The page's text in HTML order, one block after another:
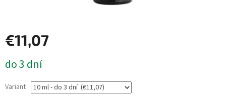
€11,07
cena:
do 3 dní
Variant